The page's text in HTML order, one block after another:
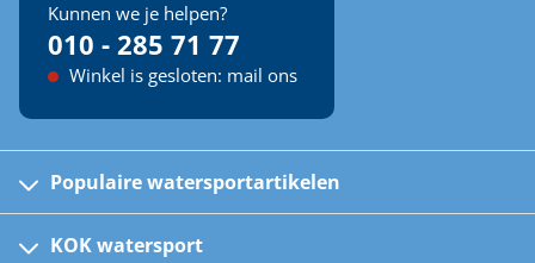
Kunnen we je helpen?
010 - 285 71 77
Winkel is gesloten: mail ons
Populaire watersportartikelen
Kinder reddingsvesten
KOK watersport